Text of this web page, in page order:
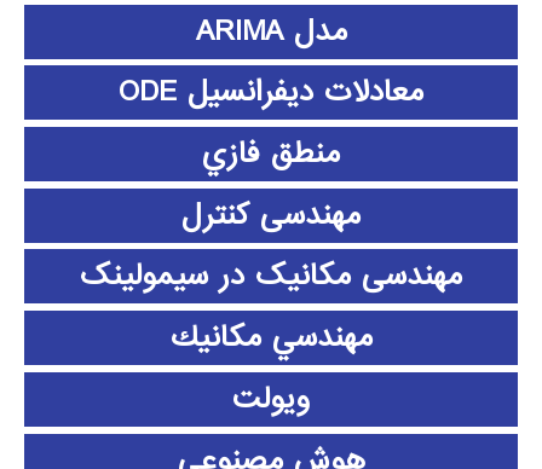
مدل ARIMA
معادلات دیفرانسیل ODE
منطق فازي
مهندسی کنترل
مهندسی مکانیک در سیمولینک
مهندسي مكانيك
ویولت